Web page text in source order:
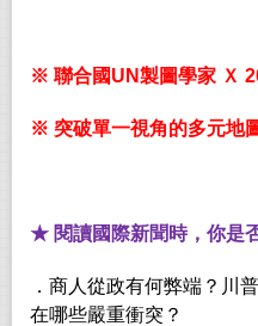
※ 聯合國UN製圖學家 Ｘ
※ 突破單一視角的多元地
★ 閱讀國際新聞時，你是
．商人從政有何弊端？川
在哪些嚴重衝突？